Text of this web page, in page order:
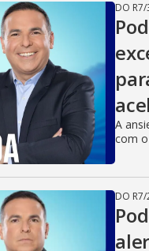
DO R7/
A
com
DO R7/